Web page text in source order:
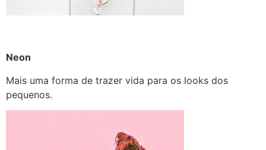
Neon
Mais uma forma de trazer vida para os looks dos
pequenos.